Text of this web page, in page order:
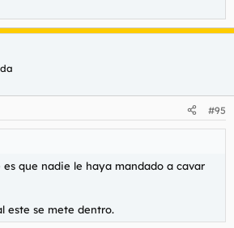
#95
es que nadie le haya mandado a cavar
este se mete dentro.